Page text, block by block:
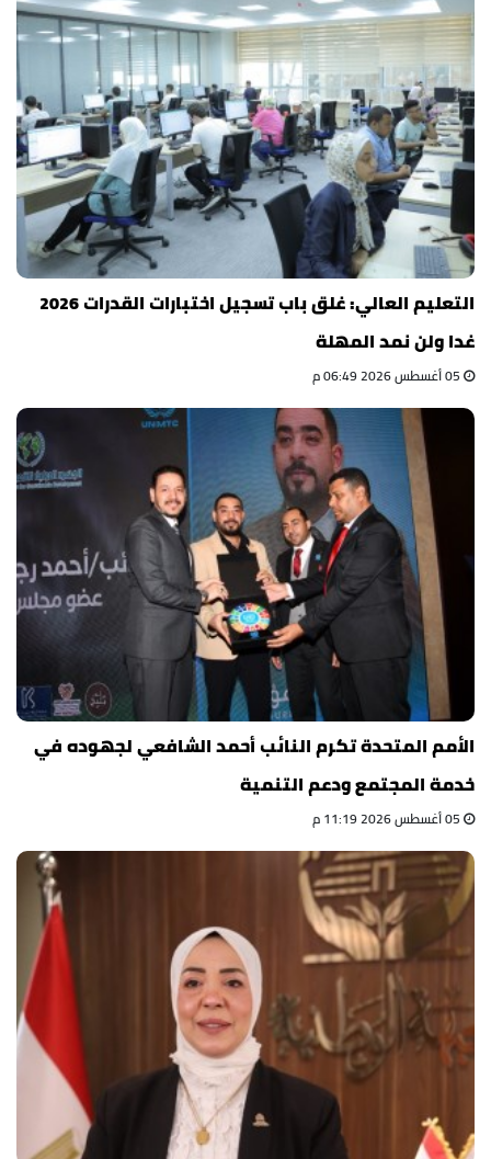
التعليم العالي: غلق باب تسجيل اختبارات القدرات 2026
غدا ولن نمد المهلة
الأمم المتحدة تكرم النائب أحمد الشافعي لجهوده في
خدمة المجتمع ودعم التنمية